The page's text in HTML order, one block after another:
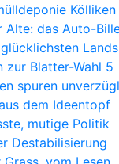
Kölliken
Alte: das Auto-
Lands
zur Blatter-Wahl 5
spuren
dem Ideentopf
mutige Politik
Destabilisierung